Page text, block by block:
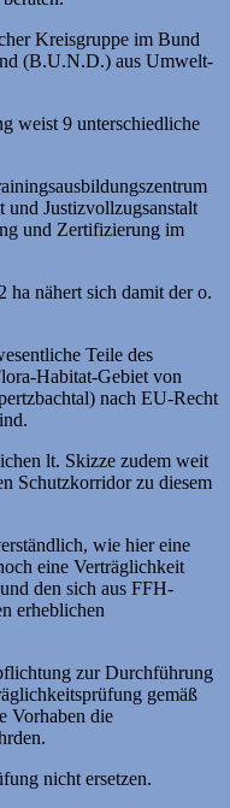
Kreisgruppe im Bund
(B.U.N.D.) aus Umwelt-
weist 9 unterschiedliche
Justizvollzugsanstalt
und Zertifizierung im
ha nähert sich damit der o.
Teile des
Habitat-Gebiet von
nach EU-Recht
lt. Skizze zudem weit
Schutzkorridor zu diesem
wie hier eine
eine Verträglichkeit
den sich aus FFH-
erheblichen
zur Durchführung
gemäß
Vorhaben die
nicht ersetzen.